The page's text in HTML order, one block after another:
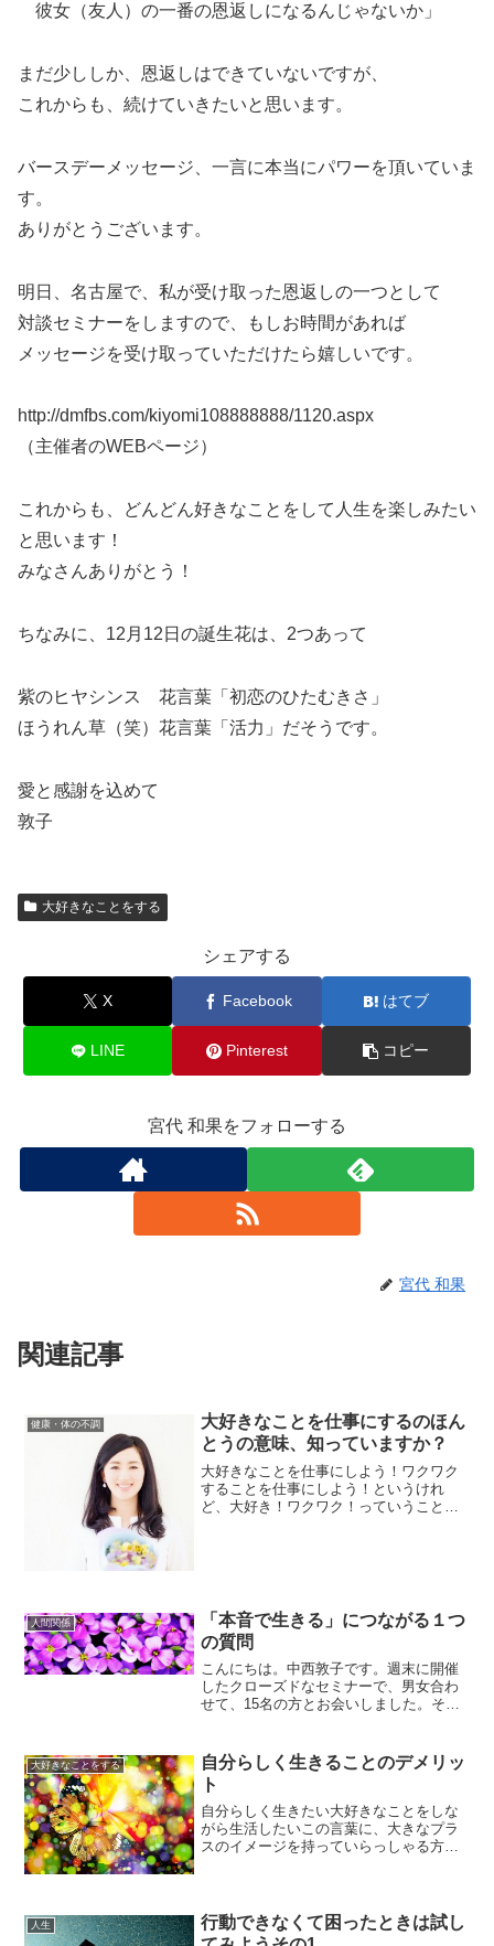
彼女（友人）の一番の恩返しになるんじゃないか」
まだ少ししか、恩返しはできていないですが、
これからも、続けていきたいと思います。
バースデーメッセージ、一言に本当にパワーを頂いていま
す。
ありがとうございます。
明日、名古屋で、私が受け取った恩返しの一つとして
対談セミナーをしますので、もしお時間があれば
メッセージを受け取っていただけたら嬉しいです。
http://dmfbs.com/kiyomi108888888/1120.aspx
（主催者のWEBページ）
これからも、どんどん好きなことをして人生を楽しみたい
と思います！
みなさんありがとう！
ちなみに、12月12日の誕生花は、2つあって
紫のヒヤシンス 花言葉「初恋のひたむきさ」
ほうれん草（笑）花言葉「活力」だそうです。
愛と感謝を込めて
敦子
大好きなことをする
シェアする
X Facebook はてブ
LINE Pinterest コピー
宮代 和果をフォローする
宮代 和果
関連記事
健康・体の不調
大好きなことを仕事にするのほん
とうの意味、知っていますか？
大好きなことを仕事にしよう！ワクワク
することを仕事にしよう！というけれ
ど、大好き！ワクワク！っていうことを
人間関係
「本音で生きる」につながる１つ
の質問
こんにちは。中西敦子です。週末に開催
したクローズドなセミナーで、男女合わ
せて、15名の方とお会いしました。その
を受けました。ちなみに、レトルトカレ
ーの投稿というのは＞＞...
大好きなことをする
自分らしく生きることのデメリッ
ト
自分らしく生きたい大好きなことをしな
がら生活したいこの言葉に、大きなプラ
スのイメージを持っていらっしゃる方も
デメリットを目の当たりに...
人生
行動できなくて困ったときは試し